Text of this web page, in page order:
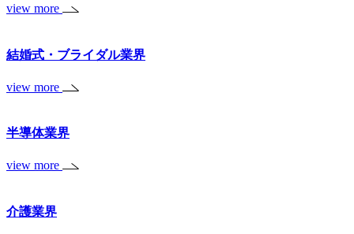
view more
結婚式・ブライダル業界
view more
半導体業界
view more
介護業界